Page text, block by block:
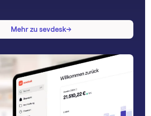
Mehr zu sevdesk→
→